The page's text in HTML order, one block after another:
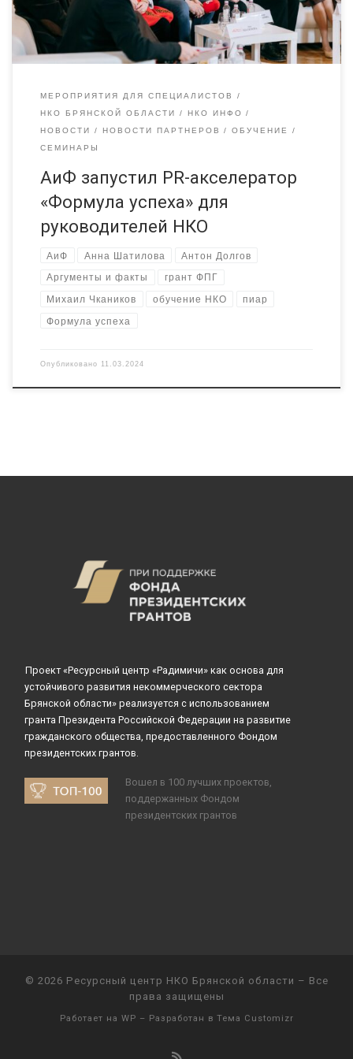
электронных платформ – это […]
МЕРОПРИЯТИЯ ДЛЯ СПЕЦИАЛИСТОВ
НКО БРЯНСКОЙ ОБЛАСТИ
НКО ИНФО
НОВОСТИ
НОВОСТИ ПАРТНЕРОВ
ОБУЧЕНИЕ
СЕМИНАРЫ
АиФ запустил PR-акселератор
«Формула успеха» для
руководителей НКО
АиФ Анна Шатилова Антон Долгов
Аргументы и факты грант ФПГ
Михаил Чкаников обучение НКО пиар
Формула успеха
Опубликовано 11.03.2024
Проект «Ресурсный центр «Радимичи» как основа для
устойчивого развития некоммерческого сектора
Брянской области» реализуется с использованием
гранта Президента Российской Федерации на развитие
гражданского общества, предоставленного Фондом
президентских грантов.
Вошел в 100 лучших проектов,
поддержанных Фондом
президентских грантов
© 2026 Ресурсный центр НКО Брянской области – Все
права защищены
Работает на WP – Разработан в Тема Customizr